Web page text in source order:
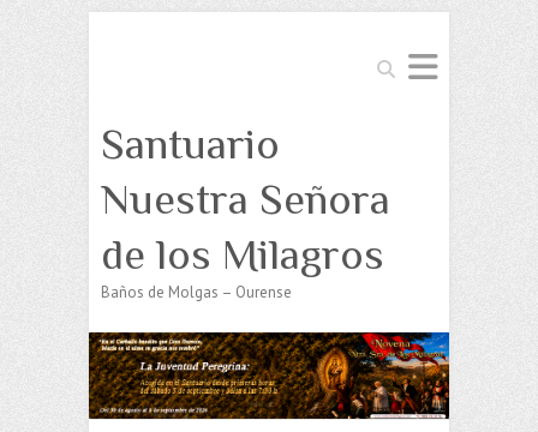
Buscar
Santuario
Nuestra Señora
de los Milagros
Baños de Molgas – Ourense